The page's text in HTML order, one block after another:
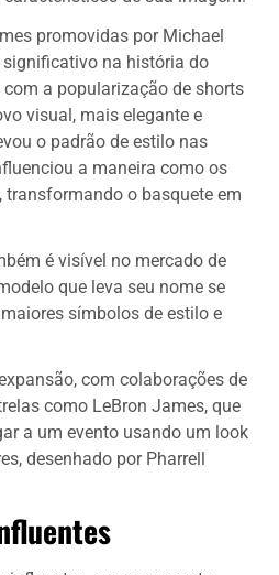
promovidas por Michael
na história do
com a popularização de shorts
visual, mais elegante e
o padrão de estilo nas
a maneira como os
transformando o basquete em
é visível no mercado de
que leva seu nome se
símbolos de estilo e
com colaborações de
como LeBron James, que
a um evento usando um look
desenhado por Pharrell